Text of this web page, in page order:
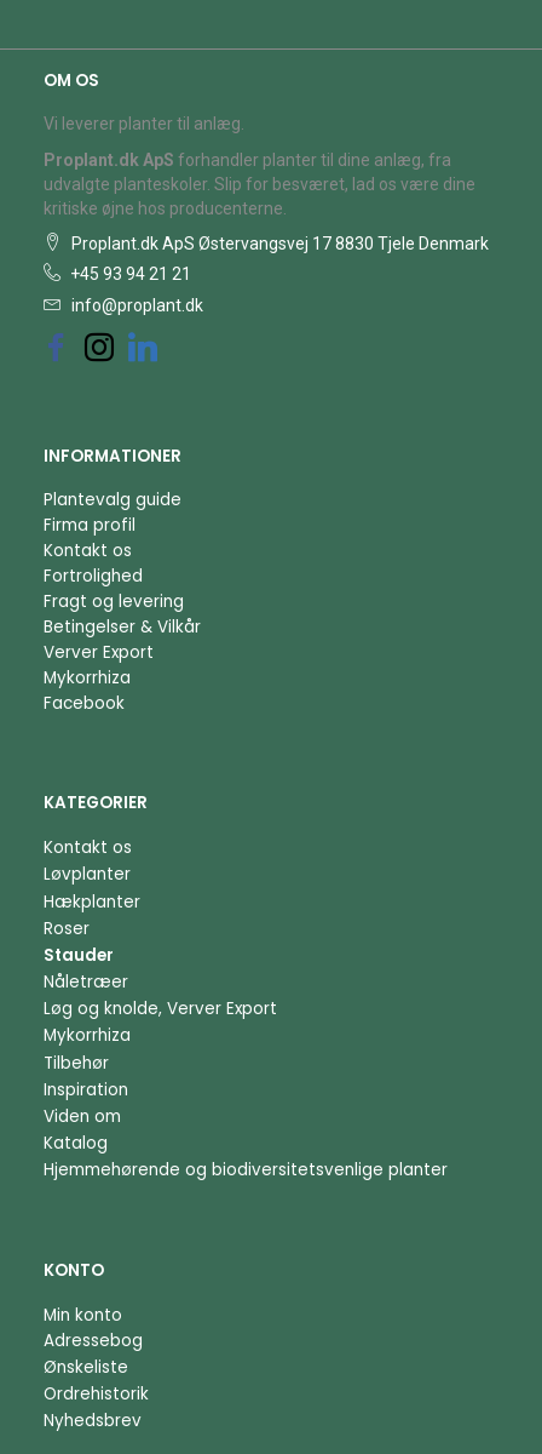
OM OS
Vi leverer planter til anlæg.
Proplant.dk ApS forhandler planter til dine anlæg, fra
udvalgte planteskoler. Slip for besværet, lad os være dine
kritiske øjne hos producenterne.
Proplant.dk ApS Østervangsvej 17 8830 Tjele Denmark
+45 93 94 21 21
info@proplant.dk
INFORMATIONER
Plantevalg guide
Firma profil
Kontakt os
Fortrolighed
Fragt og levering
Betingelser & Vilkår
Verver Export
Mykorrhiza
Facebook
KATEGORIER
Kontakt os
Løvplanter
Hækplanter
Roser
Stauder
Nåletræer
Løg og knolde, Verver Export
Mykorrhiza
Tilbehør
Inspiration
Viden om
Katalog
Hjemmehørende og biodiversitetsvenlige planter
KONTO
Min konto
Adressebog
Ønskeliste
Ordrehistorik
Nyhedsbrev